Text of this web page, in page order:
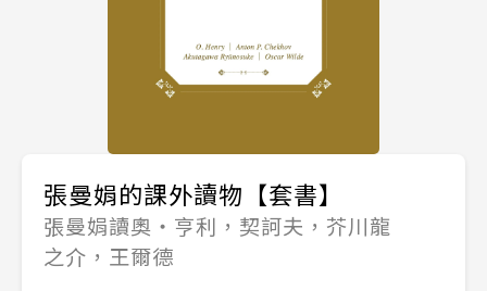
張曼娟的課外讀物【套書】
張曼娟讀奧‧亨利，契訶夫，芥川龍
之介，王爾德